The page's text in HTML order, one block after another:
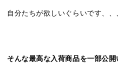
自分たちが欲しいぐらいです、、
そんな最高な入荷商品を一部公